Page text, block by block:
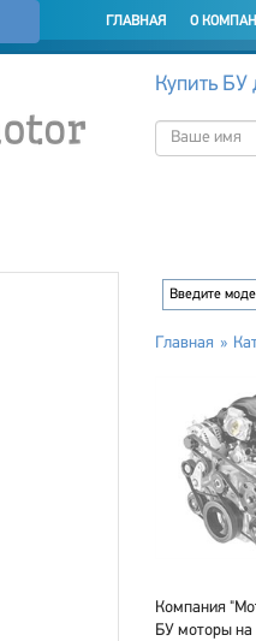
ГЛАВНАЯ О
Купить БУ
Главная
Компания
БУ моторы на